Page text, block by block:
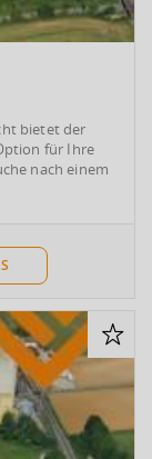
bietet der
für Ihre
nach einem